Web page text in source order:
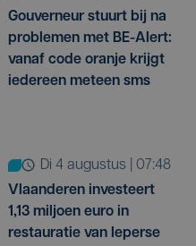
Gouverneur stuurt bij na
problemen met BE-Alert:
vanaf code oranje krijgt
iedereen meteen sms
di 4 augustus | 07:48
Vlaanderen investeert
1,13 miljoen euro in
restauratie van Ieperse